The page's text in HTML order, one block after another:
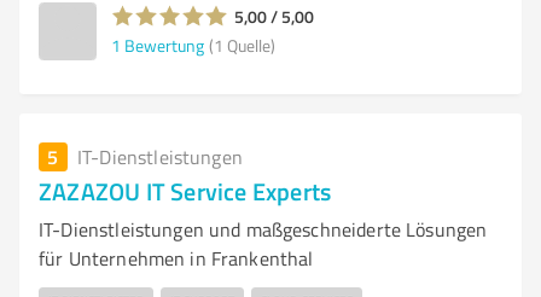
5,00 / 5,00
1 Bewertung (1 Quelle)
5 IT-Dienstleistungen
ZAZAZOU IT Service Experts
IT-Dienstleistungen und maßgeschneiderte Lösungen
für Unternehmen in Frankenthal